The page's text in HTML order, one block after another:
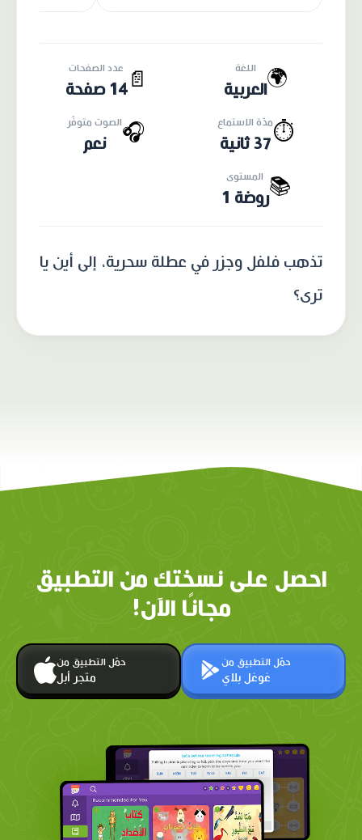
🌍 اللغة
العربية 📄
عدد الصفحات
14 صفحة
⏱️مدّة الاستماع
37 ثانية
🎧الصوت متوفّر
نعم
📚 المستوى
روضة 1
تذهب فلفل وجزر في عطلة سحرية، إلى أين يا
ترى؟
احصل على نسختك من التطبيق
مجانًا الآن!
حمّل التطبيق من
متجر أبل
حمّل التطبيق من
غوغل بلاي